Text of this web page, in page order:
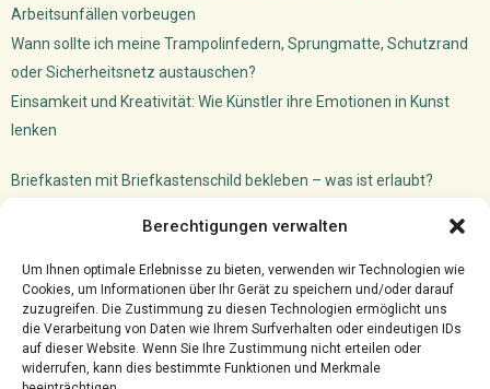
Berechtigungen verwalten
Um Ihnen optimale Erlebnisse zu bieten, verwenden wir Technologien wie
Cookies, um Informationen über Ihr Gerät zu speichern und/oder darauf
zuzugreifen. Die Zustimmung zu diesen Technologien ermöglicht uns
die Verarbeitung von Daten wie Ihrem Surfverhalten oder eindeutigen IDs
auf dieser Website. Wenn Sie Ihre Zustimmung nicht erteilen oder
widerrufen, kann dies bestimmte Funktionen und Merkmale
Arbeitsunfällen vorbeugen
Wann sollte ich meine Trampolinfedern, Sprungmatte, Schutzrand
oder Sicherheitsnetz austauschen?
Einsamkeit und Kreativität: Wie Künstler ihre Emotionen in Kunst
lenken
Briefkasten mit Briefkastenschild bekleben – was ist erlaubt?
Ghostwriter für VWL: akademischer Schreibservice